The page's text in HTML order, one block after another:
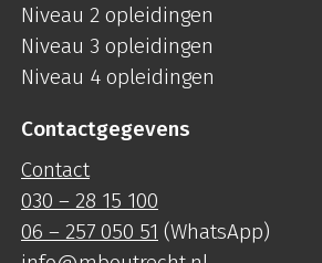
Niveau 2 opleidingen
Niveau 3 opleidingen
Niveau 4 opleidingen
Contactgegevens
Contact
030 – 28 15 100
06 – 257 050 51 (WhatsApp)